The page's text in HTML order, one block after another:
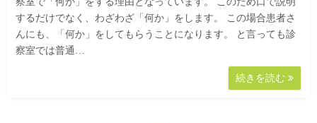
するだけでなく、わざわざ「何か」をします。 この場合患者さ
んにも、「何か」をしてもらうことになります。 と言っても診
察室では普通…
続きを読む